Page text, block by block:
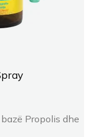
Propolis dhe